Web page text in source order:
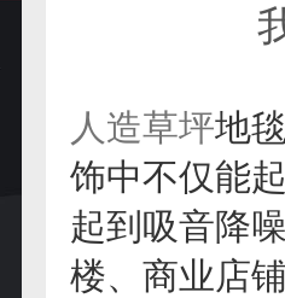
人造草坪地
饰中不仅能
起到吸音降
楼、商业店